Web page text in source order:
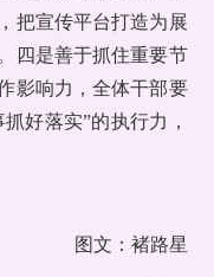
把宣传平台打造为展
四是善于抓住重要节
影响力，全体干部要
好落实”的执行力，
图文：褚路星